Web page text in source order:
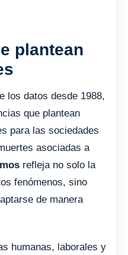
plantean
los datos desde 1988,
que plantean
para las sociedades
asociadas a
refleja no solo la
fenómenos, sino
de manera
humanas, laborales y